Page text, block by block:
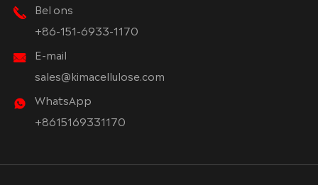
Bel ons
+86-151-6933-1170
E-mail
sales@kimacellulose.com
WhatsApp
+8615169331170